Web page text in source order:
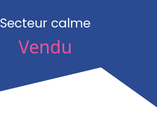
Secteur calme
Vendu